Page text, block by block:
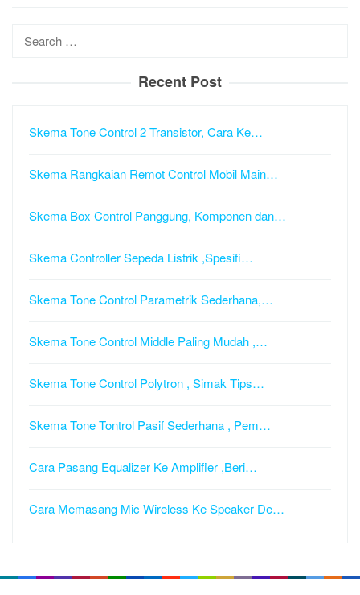
Search
Recent Post
Skema Tone Control 2 Transistor, Cara Ke…
Skema Rangkaian Remot Control Mobil Main…
Skema Box Control Panggung, Komponen dan…
Skema Controller Sepeda Listrik ,Spesifi…
Skema Tone Control Parametrik Sederhana,…
Skema Tone Control Middle Paling Mudah ,…
Skema Tone Control Polytron , Simak Tips…
Skema Tone Tontrol Pasif Sederhana , Pem…
Cara Pasang Equalizer Ke Amplifier ,Beri…
Cara Memasang Mic Wireless Ke Speaker De…